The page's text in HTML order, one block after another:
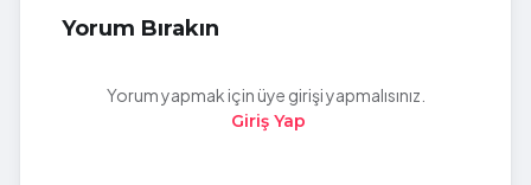
Yorum Bırakın
Yorum yapmak için üye girişi yapmalısınız.
Giriş Yap